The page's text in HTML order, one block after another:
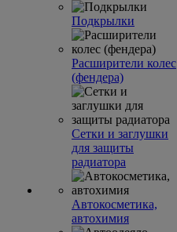
Подкрылки
Расширители колес
(фендера)
Сетки и заглушки
для защиты
радиатора
Автокосметика,
автохимия